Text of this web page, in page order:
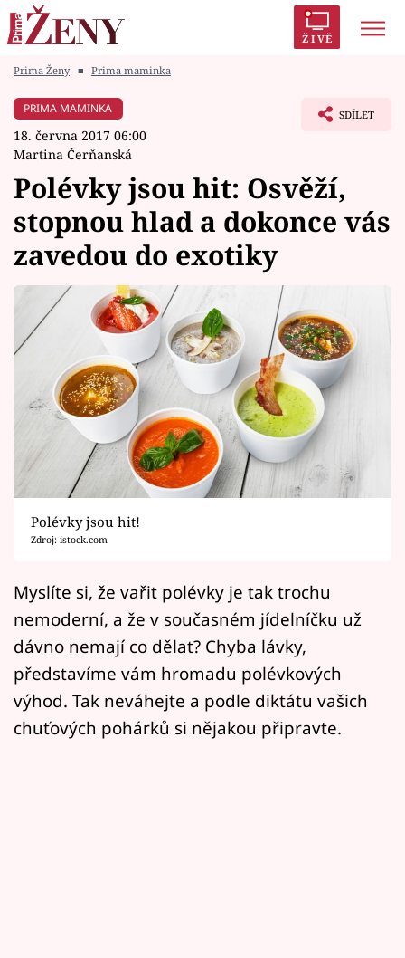
ŽIVĚ
Módní alarm
Zrádci
Témata
Celebrity
Vztahy
Seriály
Horoskopy
Sledujte prima+
Filmový festival Karlovy Vary
Pořady
Mámy sobě
Přihlášení
Sledujte nás
Prima Ženy ■ Prima maminka
PRIMA MAMINKA
18. června 2017 06:00
Martina Čerňanská
SDÍLET
Polévky jsou hit: Osvěží,
stopnou hlad a dokonce vás
zavedou do exotiky
Polévky jsou hit!
Zdroj: istock.com
Myslíte si, že vařit polévky je tak trochu
nemoderní, a že v současném jídelníčku už
dávno nemají co dělat? Chyba lávky,
představíme vám hromadu polévkových
výhod. Tak neváhejte a podle diktátu vašich
chuťových pohárků si nějakou připravte.